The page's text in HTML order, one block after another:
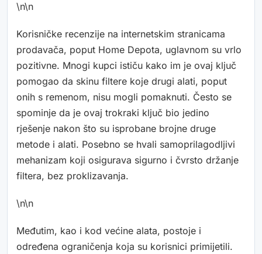
\n\n
Korisničke recenzije na internetskim stranicama
prodavača, poput Home Depota, uglavnom su vrlo
pozitivne. Mnogi kupci ističu kako im je ovaj ključ
pomogao da skinu filtere koje drugi alati, poput
onih s remenom, nisu mogli pomaknuti. Često se
spominje da je ovaj trokraki ključ bio jedino
rješenje nakon što su isprobane brojne druge
metode i alati. Posebno se hvali samoprilagodljivi
mehanizam koji osigurava sigurno i čvrsto držanje
filtera, bez proklizavanja.
\n\n
Međutim, kao i kod većine alata, postoje i
određena ograničenja koja su korisnici primijetili.